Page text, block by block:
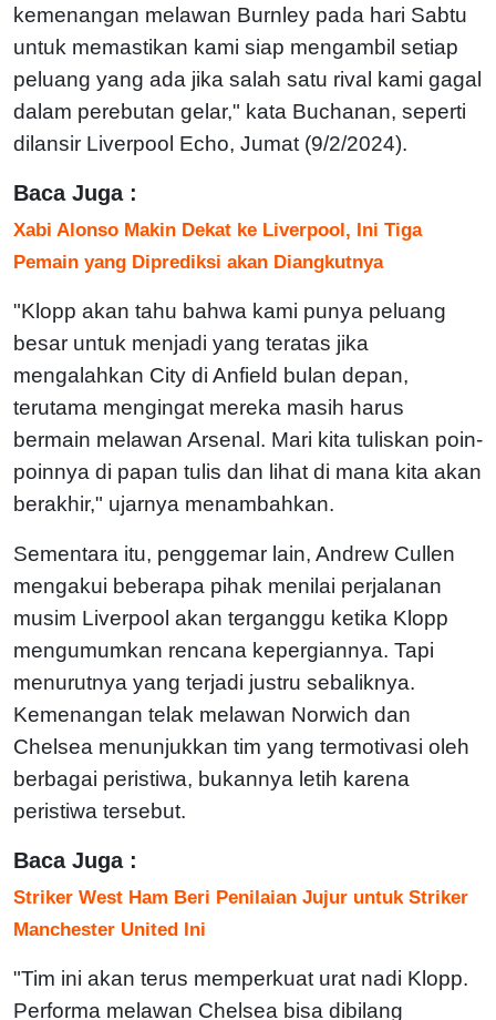
kemenangan melawan Burnley pada hari Sabtu
untuk memastikan kami siap mengambil setiap
peluang yang ada jika salah satu rival kami gagal
dalam perebutan gelar," kata Buchanan, seperti
dilansir Liverpool Echo, Jumat (9/2/2024).
Baca Juga :
Xabi Alonso Makin Dekat ke Liverpool, Ini Tiga
Pemain yang Diprediksi akan Diangkutnya
"Klopp akan tahu bahwa kami punya peluang
besar untuk menjadi yang teratas jika
mengalahkan City di Anfield bulan depan,
terutama mengingat mereka masih harus
bermain melawan Arsenal. Mari kita tuliskan poin-
poinnya di papan tulis dan lihat di mana kita akan
berakhir," ujarnya menambahkan.
Sementara itu, penggemar lain, Andrew Cullen
mengakui beberapa pihak menilai perjalanan
musim Liverpool akan terganggu ketika Klopp
mengumumkan rencana kepergiannya. Tapi
menurutnya yang terjadi justru sebaliknya.
Kemenangan telak melawan Norwich dan
Chelsea menunjukkan tim yang termotivasi oleh
berbagai peristiwa, bukannya letih karena
peristiwa tersebut.
Baca Juga :
Striker West Ham Beri Penilaian Jujur untuk Striker
Manchester United Ini
"Tim ini akan terus memperkuat urat nadi Klopp.
Performa melawan Chelsea bisa dibilang